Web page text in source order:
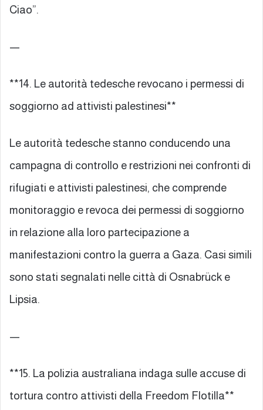
Ciao”.
—
**14. Le autorità tedesche revocano i permessi di
soggiorno ad attivisti palestinesi**
Le autorità tedesche stanno conducendo una
campagna di controllo e restrizioni nei confronti di
rifugiati e attivisti palestinesi, che comprende
monitoraggio e revoca dei permessi di soggiorno
in relazione alla loro partecipazione a
manifestazioni contro la guerra a Gaza. Casi simili
sono stati segnalati nelle città di Osnabrück e
Lipsia.
—
**15. La polizia australiana indaga sulle accuse di
tortura contro attivisti della Freedom Flotilla**